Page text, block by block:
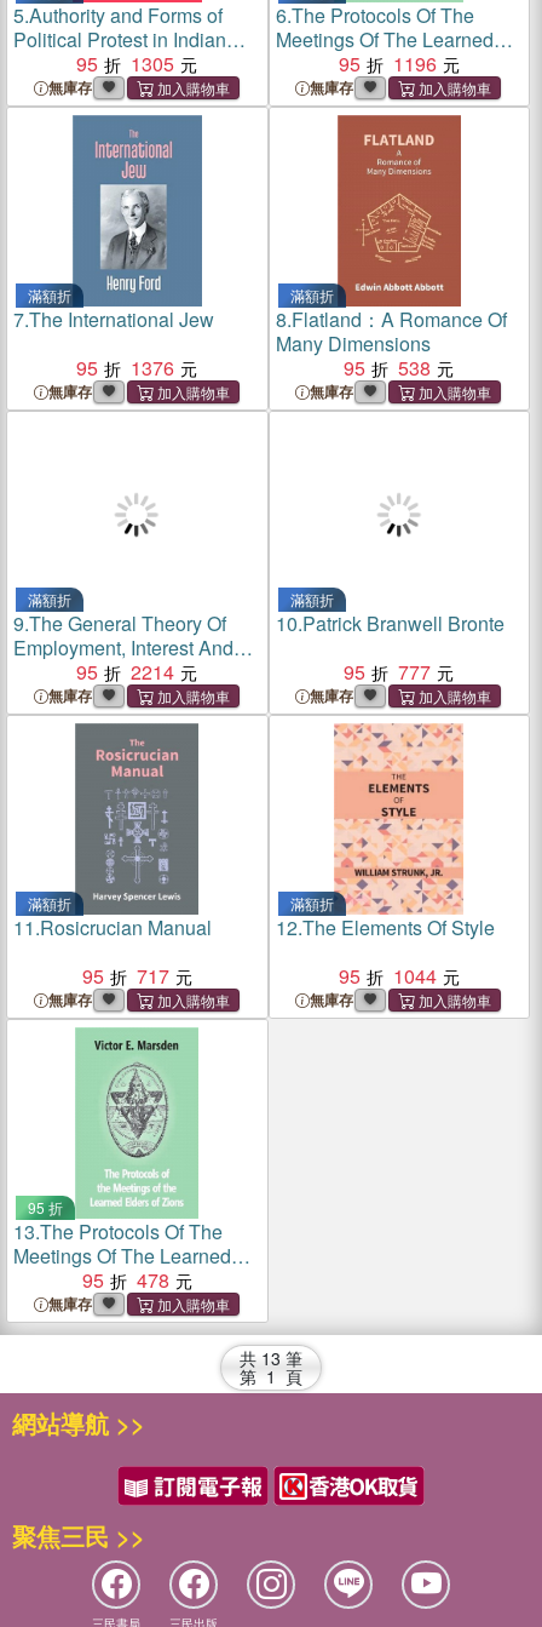
5.Authority and Forms of
Political Protest in Indian
Tradition95 1305
無庫存
6.The Protocols Of The
Meetings Of The Learned
Elders Of Zions
95 1196
無庫存
滿額折
7.The International Jew
95
1376
無庫存
滿額折
8.Flatland：A Romance Of
Many Dimensions
95
538
無庫存
滿額折
9.The General Theory Of
Employment, Interest And
95 2214
無庫存
滿額折
10.Patrick Branwell Bronte
95
777
無庫存
滿額折
11.Rosicrucian Manual
95
717
無庫存
滿額折
12.The Elements Of Style
95
1044
無庫存
95 折
13.The Protocols Of The
Meetings Of The Learned
Elders Of Zions
95 478
無庫存
共 13 筆
第 1 頁
網站導航 >>
聚焦三民 >>
三民書局 三民出版